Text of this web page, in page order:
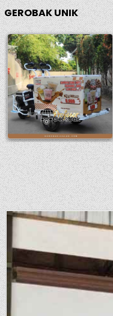
GEROBAK UNIK